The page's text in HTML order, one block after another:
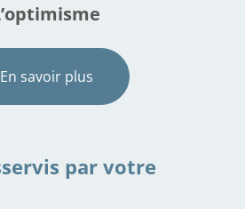
En savoir plus
par votre